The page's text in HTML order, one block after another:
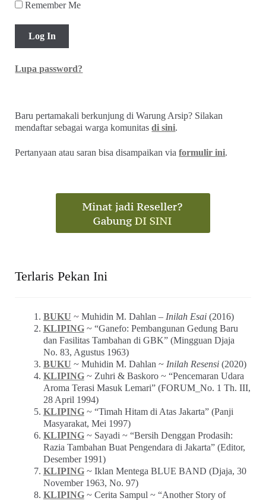
Remember Me
Lupa password?
Baru pertamakali berkunjung di Warung Arsip? Silakan
mendaftar sebagai warga komunitasdi sini.
Pertanyaan atau saran bisa disampaikan viaformulir ini.
Terlaris Pekan Ini
BUKU ~ Muhidin M. Dahlan – Inilah Esai(2016)
KLIPING~ “Ganefo: Pembangunan Gedung Baru
dan Fasilitas Tambahan di GBK” (Mingguan Djaja
No. 83, Agustus 1963)
BUKU ~ Muhidin M. Dahlan ~ Inilah Resensi(2020)
KLIPING~ Zuhri & Baskoro ~ “Pencemaran Udara
Aroma Terasi Masuk Lemari” (FORUM_No. 1 Th. III,
28 April 1994)
KLIPING~ “Timah Hitam di Atas Jakarta” (Panji
Masyarakat, Mei 1997)
KLIPING~ Sayadi ~ “Bersih Denggan Prodasih:
Razia Tambahan Buat Pengendara di Jakarta” (Editor,
Desember 1991)
KLIPING~ Iklan Mentega BLUE BAND (Djaja, 30
November 1963, No. 97)
KLIPING~ Cerita Sampul ~ “Another Story of